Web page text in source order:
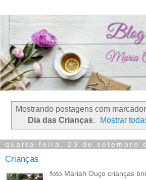
Mostrando postagens com marcador
Dia das Crianças. Mostrar
quarta-feira, 23 de setembro
Crianças
foto Mariah Ouço crianças